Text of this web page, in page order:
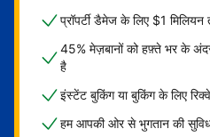
प्रॉपर्टी डैमेज के लिए $1
45% मेज़बानों को हफ़्ते भर के
है
इंस्टेंट बुकिंग या बुकिंग के लिए
हम आपकी ओर से भुगतान की